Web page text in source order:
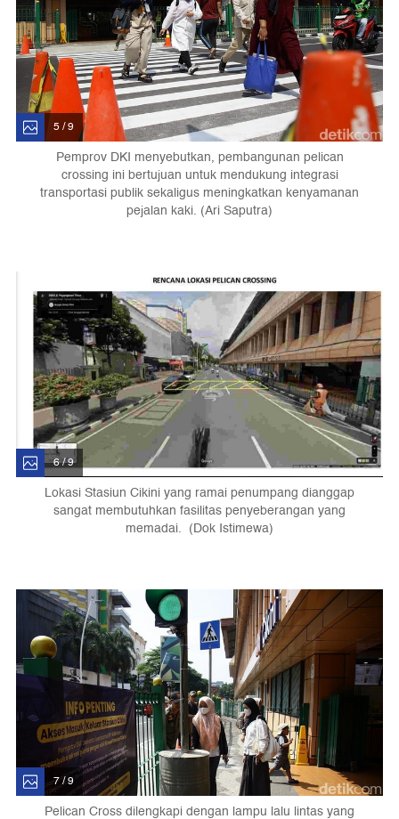
5 / 9
Pemprov DKI menyebutkan, pembangunan pelican
crossing ini bertujuan untuk mendukung integrasi
transportasi publik sekaligus meningkatkan kenyamanan
pejalan kaki. (Ari Saputra)
6 / 9
Lokasi Stasiun Cikini yang ramai penumpang dianggap
sangat membutuhkan fasilitas penyeberangan yang
memadai. (Dok Istimewa)
7 / 9
Pelican Cross dilengkapi dengan lampu lalu lintas yang